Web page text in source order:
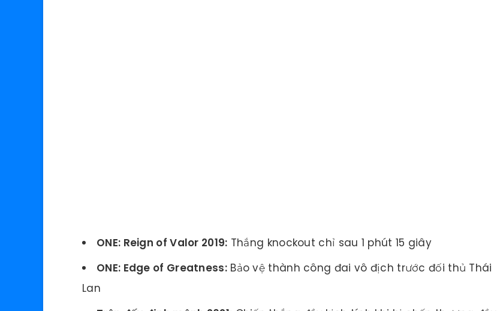
ONE: Reign of Valor 2019: Thắng knockout chỉ sau 1 phút 15 giây
ONE: Edge of Greatness:Bảo vệ thành công đai vô địch trước đối thủ Thái
Lan